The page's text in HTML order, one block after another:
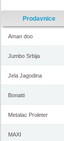
Prodavnice
Aman doo
Jumbo Srbija
Jela Jagodina
Bonatti
Metalac Proleter
MAXI